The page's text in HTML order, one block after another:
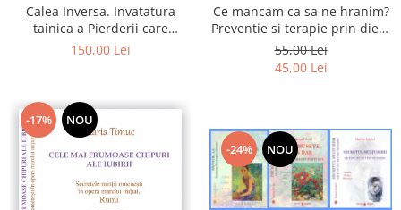
Calea Inversa. Invatatura
tainica a Pierderii care
vindeca sufletul - Cum
150,00 Lei
Ce mancam ca sa ne hranim?
Preventie si terapie prin dieta
in bolile cardiovasculare si in
diabetul zaharat
55,00 Lei
45,00 Lei
-17% NOU
-24% NOU